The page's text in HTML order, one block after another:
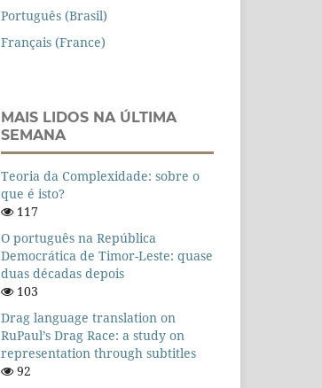
Português (Brasil)
Français (France)
MAIS LIDOS NA ÚLTIMA
SEMANA
Teoria da Complexidade: sobre o
que é isto?
117
O português na República
Democrática de Timor-Leste: quase
duas décadas depois
103
Drag language translation on
RuPaul’s Drag Race: a study on
representation through subtitles
92